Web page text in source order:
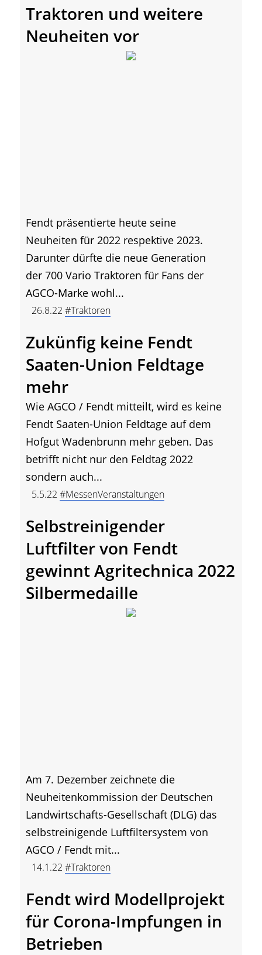
Traktoren und weitere
Neuheiten vor
Fendt präsentierte heute seine
Neuheiten für 2022 respektive 2023.
Darunter dürfte die neue Generation
der 700 Vario Traktoren für Fans der
AGCO-Marke wohl...
26.8.22 #Traktoren
Zukünfig keine Fendt
Saaten-Union Feldtage
mehr
Wie AGCO / Fendt mitteilt, wird es keine
Fendt Saaten-Union Feldtage auf dem
Hofgut Wadenbrunn mehr geben. Das
betrifft nicht nur den Feldtag 2022
sondern auch...
5.5.22 #MessenVeranstaltungen
Selbstreinigender
Luftfilter von Fendt
gewinnt Agritechnica 2022
Silbermedaille
Am 7. Dezember zeichnete die
Neuheitenkommission der Deutschen
Landwirtschafts-Gesellschaft (DLG) das
selbstreinigende Luftfiltersystem von
AGCO / Fendt mit...
14.1.22 #Traktoren
Fendt wird Modellprojekt
für Corona-Impfungen in
Betrieben